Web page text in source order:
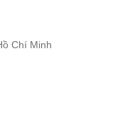
Chí Minh